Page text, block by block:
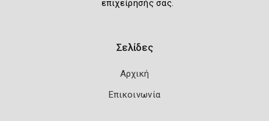
επιχείρησής σας.
Σελίδες
Αρχική
Επικοινωνία